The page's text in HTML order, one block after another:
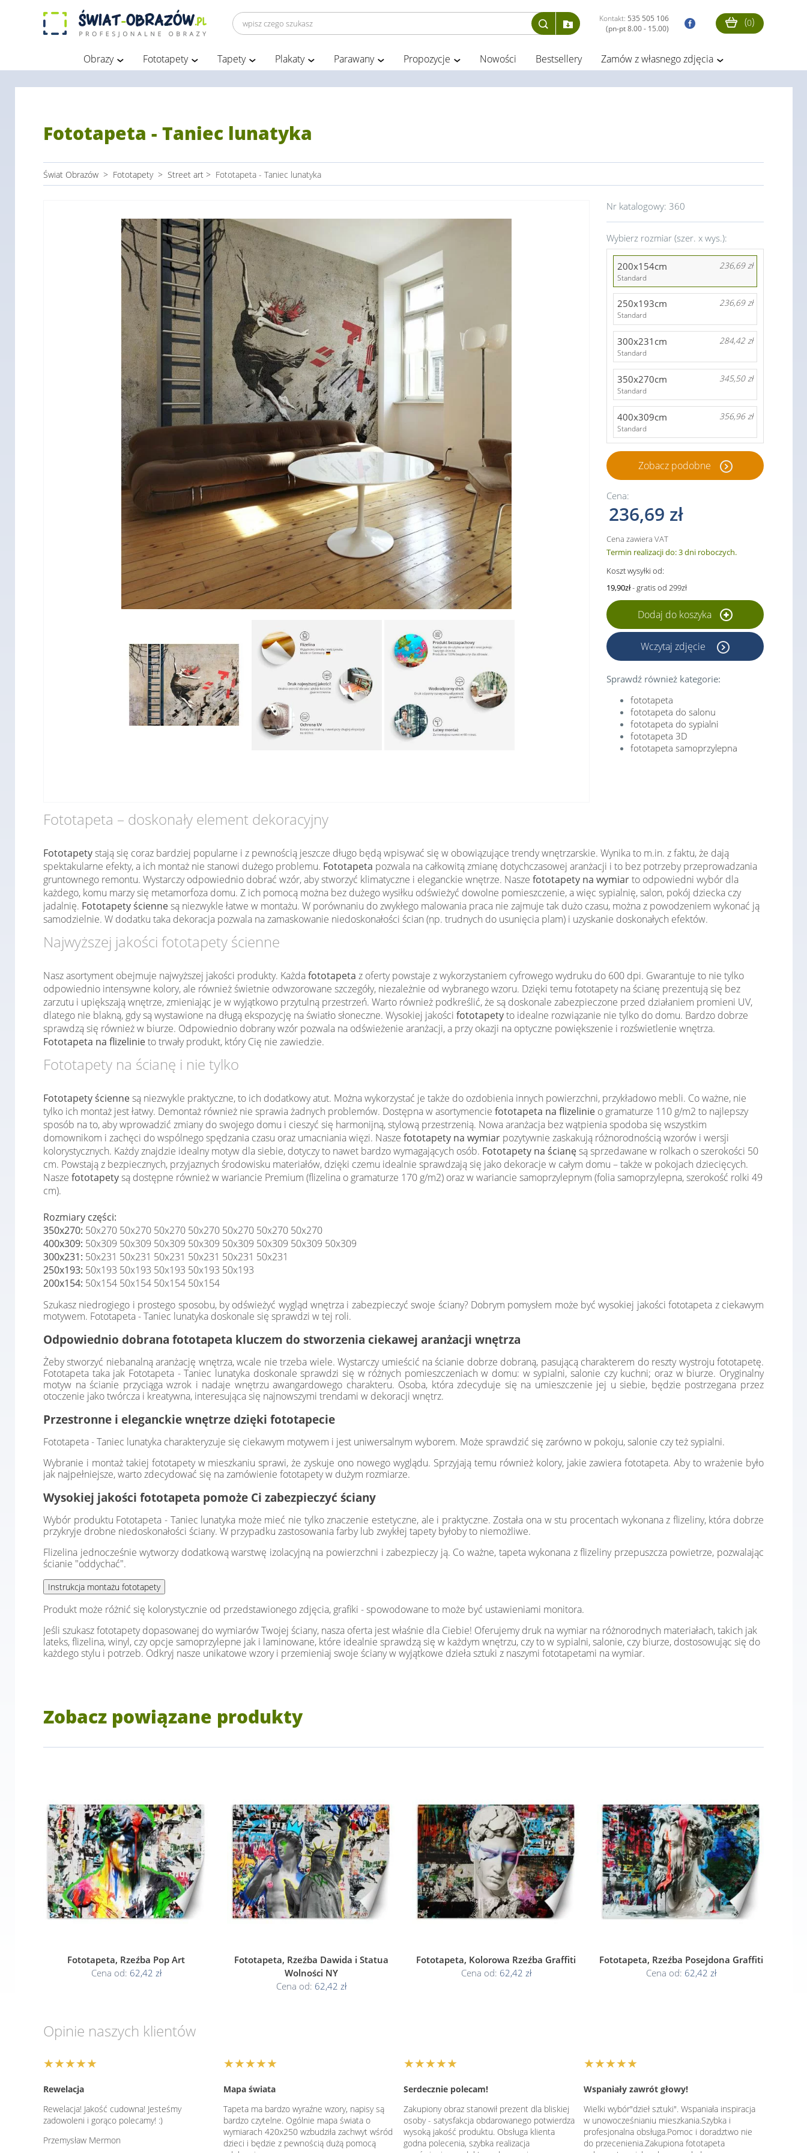
Kontakt: 535 505 106
(pn-pt 8.00 - 15.00)
(0)
Obrazy Fototapety Tapety Plakaty Parawany Propozycje Nowości Bestsellery Zamów z własnego zdjęcia
Fototapeta - Taniec lunatyka
Świat Obrazów > Fototapety > Street art > Fototapeta - Taniec lunatyka
Nr katalogowy: 360
Wybierz rozmiar (szer. x wys.):
200x154cm 236,69 zł
Standard
250x193cm 236,69 zł
Standard
300x231cm 284,42 zł
Standard
350x270cm 345,50 zł
Standard
400x309cm 356,96 zł
Standard
Zobacz podobne
Cena:
236,69 zł
Cena zawiera VAT
Termin realizacji do: 3 dni roboczych.
Koszt wysyłki od:
19,90zł- gratis od 299zł
Dodaj do koszyka
Wczytaj zdjęcie
Sprawdź również kategorie:
fototapeta
fototapeta do salonu
fototapeta do sypialni
fototapeta 3D
fototapeta samoprzylepna
Fototapeta – doskonały element dekoracyjny
Fototapetystają się coraz bardziej popularne i z pewnością jeszcze długo będą wpisywać się w obowiązujące trendy wnętrzarskie. Wynika to m.in. z faktu, że dają
spektakularne efekty, a ich montaż nie stanowi dużego problemu. Fototapeta pozwala na całkowitą zmianę dotychczasowej aranżacji i to bez potrzeby przeprowadzania
gruntownego remontu. Wystarczy odpowiednio dobrać wzór, aby stworzyć klimatyczne i eleganckie wnętrze. Nasze fototapety na wymiarto odpowiedni wybór dla
każdego, komu marzy się metamorfoza domu. Z ich pomocą można bez dużego wysiłku odświeżyć dowolne pomieszczenie, a więc sypialnię, salon, pokój dziecka czy
jadalnię. Fototapety ściennesą niezwykle łatwe w montażu. W porównaniu do zwykłego malowania praca nie zajmuje tak dużo czasu, można z powodzeniem wykonać ją
samodzielnie. W dodatku taka dekoracja pozwala na zamaskowanie niedoskonałości ścian (np. trudnych do usunięcia plam) i uzyskanie doskonałych efektów.
Najwyższej jakości fototapety ścienne
Nasz asortyment obejmuje najwyższej jakości produkty. Każdafototapeta z oferty powstaje z wykorzystaniem cyfrowego wydruku do 600 dpi. Gwarantuje to nie tylko
odpowiednio intensywne kolory, ale również świetnie odwzorowane szczegóły, niezależnie od wybranego wzoru. Dzięki temu fototapety na ścianę prezentują się bez
zarzutu i upiększają wnętrze, zmieniając je w wyjątkowo przytulną przestrzeń. Warto również podkreślić, że są doskonale zabezpieczone przed działaniem promieni UV,
dlatego nie blakną, gdy są wystawione na długą ekspozycję na światło słoneczne. Wysokiej jakości fototapetyto idealne rozwiązanie nie tylko do domu. Bardzo dobrze
sprawdzą się również w biurze. Odpowiednio dobrany wzór pozwala na odświeżenie aranżacji, a przy okazji na optyczne powiększenie i rozświetlenie wnętrza.
Fototapeta na flizelinieto trwały produkt, który Cię nie zawiedzie.
Fototapety na ścianę i nie tylko
Fototapety ściennesą niezwykle praktyczne, to ich dodatkowy atut. Można wykorzystać je także do ozdobienia innych powierzchni, przykładowo mebli. Co ważne, nie
tylko ich montaż jest łatwy. Demontaż również nie sprawia żadnych problemów. Dostępna w asortymencie fototapeta na flizelinie o gramaturze 110 g/m2 to najlepszy
sposób na to, aby wprowadzić zmiany do swojego domu i cieszyć się harmonijną, stylową przestrzenią. Nowa aranżacja bez wątpienia spodoba się wszystkim
domownikom i zachęci do wspólnego spędzania czasu oraz umacniania więzi. Nasze fototapety na wymiar pozytywnie zaskakują różnorodnością wzorów i wersji
kolorystycznych. Każdy znajdzie idealny motyw dla siebie, dotyczy to nawet bardzo wymagających osób. Fototapety na ścianęsą sprzedawane w rolkach o szerokości 50
cm. Powstają z bezpiecznych, przyjaznych środowisku materiałów, dzięki czemu idealnie sprawdzają się jako dekoracje w całym domu – także w pokojach dziecięcych.
Nasze fototapetysą dostępne również w wariancie Premium (flizelina o gramaturze 170 g/m2) oraz w wariancie samoprzylepnym (folia samoprzylepna, szerokość rolki 49
cm).
Rozmiary części:
350x270: 50x270 50x270 50x270 50x270 50x270 50x270 50x270
400x309: 50x309 50x309 50x309 50x309 50x309 50x309 50x309 50x309
300x231: 50x231 50x231 50x231 50x231 50x231 50x231
250x193: 50x193 50x193 50x193 50x193 50x193
200x154: 50x154 50x154 50x154 50x154
Szukasz niedrogiego i prostego sposobu, by odświeżyć wygląd wnętrza i zabezpieczyć swoje ściany? Dobrym pomysłem może być wysokiej jakości fototapeta z ciekawym
motywem. Fototapeta - Taniec lunatyka doskonale się sprawdzi w tej roli.
Odpowiednio dobrana fototapeta kluczem do stworzenia ciekawej aranżacji wnętrza
Żeby stworzyć niebanalną aranżację wnętrza, wcale nie trzeba wiele. Wystarczy umieścić na ścianie dobrze dobraną, pasującą charakterem do reszty wystroju fototapetę.
Fototapeta taka jak Fototapeta - Taniec lunatyka doskonale sprawdzi się w różnych pomieszczeniach w domu: w sypialni, salonie czy kuchni; oraz w biurze. Oryginalny
motyw na ścianie przyciąga wzrok i nadaje wnętrzu awangardowego charakteru. Osoba, która zdecyduje się na umieszczenie jej u siebie, będzie postrzegana przez
otoczenie jako twórcza i kreatywna, interesująca się najnowszymi trendami w dekoracji wnętrz.
Przestronne i eleganckie wnętrze dzięki fototapecie
Fototapeta - Taniec lunatyka charakteryzuje się ciekawym motywem i jest uniwersalnym wyborem. Może sprawdzić się zarówno w pokoju, salonie czy też sypialni.
Wybranie i montaż takiej fototapety w mieszkaniu sprawi, że zyskuje ono nowego wyglądu. Sprzyjają temu również kolory, jakie zawiera fototapeta. Aby to wrażenie było
jak najpełniejsze, warto zdecydować się na zamówienie fototapety w dużym rozmiarze.
Wysokiej jakości fototapeta pomoże Ci zabezpieczyć ściany
Wybór produktu Fototapeta - Taniec lunatyka może mieć nie tylko znaczenie estetyczne, ale i praktyczne. Została ona w stu procentach wykonana z flizeliny, która dobrze
przykryje drobne niedoskonałości ściany. W przypadku zastosowania farby lub zwykłej tapety byłoby to niemożliwe.
Flizelina jednocześnie wytworzy dodatkową warstwę izolacyjną na powierzchni i zabezpieczy ją. Co ważne, tapeta wykonana z flizeliny przepuszcza powietrze, pozwalając
ścianie "oddychać".
Produkt może różnić się kolorystycznie od przedstawionego zdjęcia, grafiki - spowodowane to może być ustawieniami monitora.
Jeśli szukasz fototapety dopasowanej do wymiarów Twojej ściany, nasza oferta jest właśnie dla Ciebie! Oferujemy druk na wymiar na różnorodnych materiałach, takich jak
lateks, flizelina, winyl, czy opcje samoprzylepne jak i laminowane, które idealnie sprawdzą się w każdym wnętrzu, czy to w sypialni, salonie, czy biurze, dostosowując się do
każdego stylu i potrzeb. Odkryj nasze unikatowe wzory i przemieniaj swoje ściany w wyjątkowe dzieła sztuki z naszymi fototapetami na wymiar.
Zobacz powiązane produkty
Fototapeta, Rzeźba Pop Art
Cena od: 62,42 zł
Fototapeta, Rzeźba Dawida i Statua
Wolności NY
Cena od: 62,42 zł
Fototapeta, Kolorowa Rzeźba Graffiti
Cena od: 62,42 zł
Fototapeta, Rzeźba Posejdona Graffiti
Cena od: 62,42 zł
Opinie naszych klientów
★★★★★
Rewelacja
Rewelacja! Jakość cudowna! Jesteśmy
zadowoleni i gorąco polecamy! :)
Przemysław Mermon
★★★★★
Mapa świata
Tapeta ma bardzo wyraźne wzory, napisy są
bardzo czytelne. Ogólnie mapa świata o
wymiarach 420x250 wzbudziła zachwyt wśród
dzieci i będzie z pewnością dużą pomocą
★★★★★
Serdecznie polecam!
Zakupiony obraz stanowił prezent dla bliskiej
osoby - satysfakcja obdarowanego potwierdza
wysoką jakość produktu. Obsługa klienta
godna polecenia, szybka realizacja
★★★★★
Wspaniały zawrót głowy!
Wielki wybór"dzieł sztuki". Wspaniała inspiracja
w unowocześnianiu mieszkania.Szybka i
profesjonalna obsługa.Pomoc i doradztwo nie
do przecenienia.Zakupiona fototapeta